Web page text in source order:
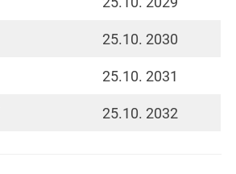
25.10. 2030
25.10. 2031
25.10. 2032